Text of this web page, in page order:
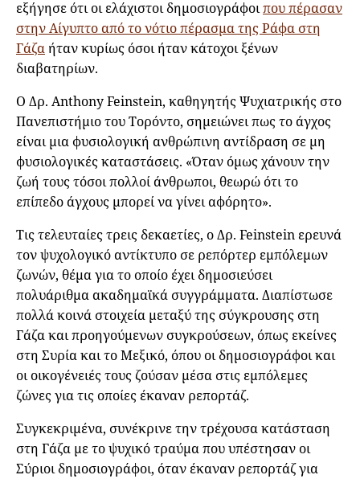
εξήγησε ότι οι ελάχιστοι δημοσιογράφοιπου πέρασαν
στην Αίγυπτο από το νότιο πέρασμα της Ράφα στη
Γάζα ήταν κυρίως όσοι ήταν κάτοχοι ξένων
διαβατηρίων.
Ο Δρ. Anthony Feinstein, καθηγητής Ψυχιατρικής στο
Πανεπιστήμιο του Τορόντο, σημειώνει πως το άγχος
είναι μια φυσιολογική ανθρώπινη αντίδραση σε μη
φυσιολογικές καταστάσεις. «Όταν όμως χάνουν την
ζωή τους τόσοι πολλοί άνθρωποι, θεωρώ ότι το
επίπεδο άγχους μπορεί να γίνει αφόρητο».
Τις τελευταίες τρεις δεκαετίες, ο Δρ. Feinstein ερευνά
τον ψυχολογικό αντίκτυπο σε ρεπόρτερ εμπόλεμων
ζωνών, θέμα για το οποίο έχει δημοσιεύσει
πολυάριθμα ακαδημαϊκά συγγράμματα. Διαπίστωσε
πολλά κοινά στοιχεία μεταξύ της σύγκρουσης στη
Γάζα και προηγούμενων συγκρούσεων, όπως εκείνες
στη Συρία και το Μεξικό, όπου οι δημοσιογράφοι και
οι οικογένειές τους ζούσαν μέσα στις εμπόλεμες
ζώνες για τις οποίες έκαναν ρεπορτάζ.
Συγκεκριμένα, συνέκρινε την τρέχουσα κατάσταση
στη Γάζα με το ψυχικό τραύμα που υπέστησαν οι
Σύριοι δημοσιογράφοι, όταν έκαναν ρεπορτάζ για